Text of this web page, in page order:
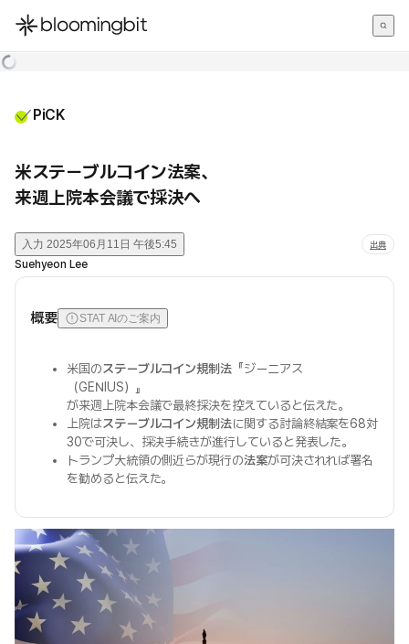
한국어
PiCK
米ステーブルコイン法案、
来週上院本会議で採決へ
入力 2025年06月11日 午後5:45 出典
Suehyeon Lee
概要 STAT AIのご案内
米国のステーブルコイン規制法 『ジーニアス
（GENIUS）』
が来週上院本会議で最終採決を控えていると伝えた。
上院はステーブルコイン規制法に関する討論終結案を68対
30で可決し、採決手続きが進行していると発表した。
トランプ大統領の側近らが現行の法案が可決されれば署名
を勧めると伝えた。